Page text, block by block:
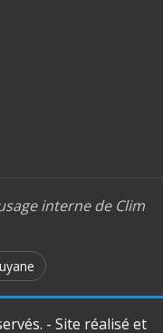
interne de Clim
- Site réalisé et